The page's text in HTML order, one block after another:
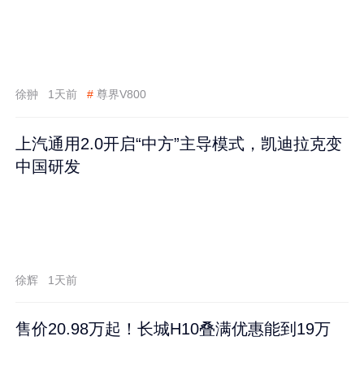
徐翀 1天前 # 尊界V800
上汽通用2.0开启“中方”主导模式，凯迪拉克变
中国研发
徐辉 1天前
售价20.98万起！长城H10叠满优惠能到19万